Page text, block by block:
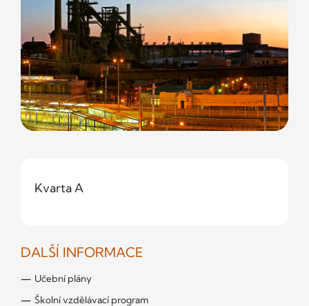
Kvarta A
DALŠÍ INFORMACE
Učební plány
Školní vzdělávací program